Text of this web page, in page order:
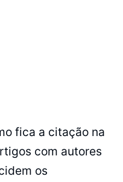
fica a citação na
com autores
os